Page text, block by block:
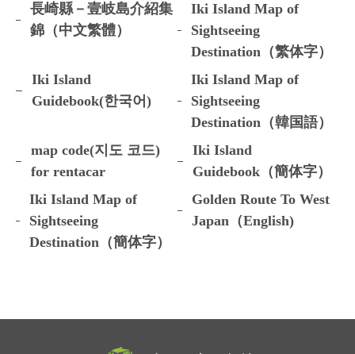
長崎縣－壹岐島介紹集
錦（中文繁體）
Iki Island Map of
Sightseeing
Destination（繁体字）
Iki Island
Guidebook(한국어)
Iki Island Map of
Sightseeing
Destination（韓国語）
map code(지도 코드)
for rentacar
Iki Island
Guidebook（簡体字）
Iki Island Map of
Sightseeing
Destination（簡体字）
Golden Route To West
Japan（English)